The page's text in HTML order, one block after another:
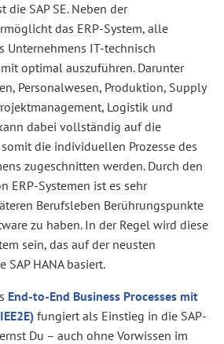
die SAP SE. Neben der
das ERP-System, alle
Unternehm­ens IT-technisch
optimal auszuführen. Darunter
Personalwesen, Produktion, Supply
Logistik und
dabei vollständig auf die
die individuellen Prozesse des
zugeschnitten werden. Durch den
ERP-Systemen ist es sehr
Berufsleben Berührungspunkte
zu haben. In der Regel wird diese
sein, das auf der neusten
HANA basiert.
End-to-End Business Processes mit
fungiert als Einstieg in die SAP-
Du – auch ohne Vorwissen im